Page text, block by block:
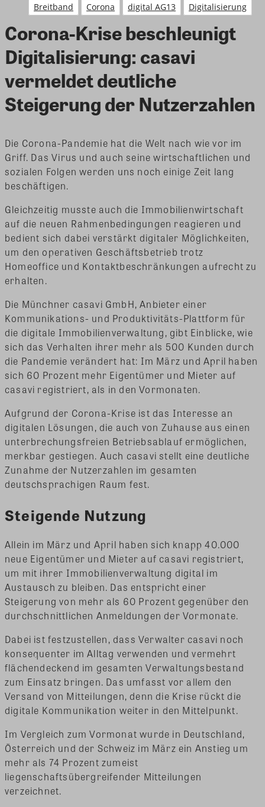
Breitband Corona digital AG13 Digitalisierung
Corona-Krise beschleunigt
Digitalisierung: casavi
vermeldet deutliche
Steigerung der Nutzerzahlen
Die Corona-Pandemie hat die Welt nach wie vor im
Griff. Das Virus und auch seine wirtschaftlichen und
sozialen Folgen werden uns noch einige Zeit lang
beschäftigen.
Gleichzeitig musste auch die Immobilienwirtschaft
auf die neuen Rahmenbedingungen reagieren und
bedient sich dabei verstärkt digitaler Möglichkeiten,
um den operativen Geschäftsbetrieb trotz
Homeoffice und Kontaktbeschränkungen aufrecht zu
erhalten.
Die Münchner casavi GmbH, Anbieter einer
Kommunikations- und Produktivitäts-Plattform für
die digitale Immobilienverwaltung, gibt Einblicke, wie
sich das Verhalten ihrer mehr als 500 Kunden durch
die Pandemie verändert hat: Im März und April haben
sich 60 Prozent mehr Eigentümer und Mieter auf
casavi registriert, als in den Vormonaten.
Aufgrund der Corona-Krise ist das Interesse an
digitalen Lösungen, die auch von Zuhause aus einen
unterbrechungsfreien Betriebsablauf ermöglichen,
merkbar gestiegen. Auch casavi stellt eine deutliche
Zunahme der Nutzerzahlen im gesamten
deutschsprachigen Raum fest.
Steigende Nutzung
Allein im März und April haben sich knapp 40.000
neue Eigentümer und Mieter auf casavi registriert,
um mit ihrer Immobilienverwaltung digital im
Austausch zu bleiben. Das entspricht einer
Steigerung von mehr als 60 Prozent gegenüber den
durchschnittlichen Anmeldungen der Vormonate.
Dabei ist festzustellen, dass Verwalter casavi noch
konsequenter im Alltag verwenden und vermehrt
flächendeckend im gesamten Verwaltungsbestand
zum Einsatz bringen. Das umfasst vor allem den
Versand von Mitteilungen, denn die Krise rückt die
digitale Kommunikation weiter in den Mittelpunkt.
Im Vergleich zum Vormonat wurde in Deutschland,
Österreich und der Schweiz im März ein Anstieg um
mehr als 74 Prozent zumeist
liegenschaftsübergreifender Mitteilungen
verzeichnet.